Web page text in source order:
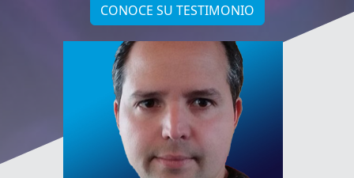
CONOCE SU TESTIMONIO